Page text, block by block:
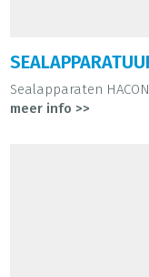
Sealapparaten
meer info >>